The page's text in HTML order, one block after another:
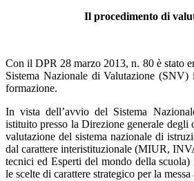
Il procedimento di
Con il DPR 28 marzo 2013, n. 80 è stato
Sistema Nazionale di Valutazione
formazione.
In vista dell’avvio del Sistema
istituito presso la Direzione generale degli
valutazione del sistema nazionale di
dal carattere interistituzionale (MIUR,
tecnici ed Esperti del mondo della
le scelte di carattere strategico per la